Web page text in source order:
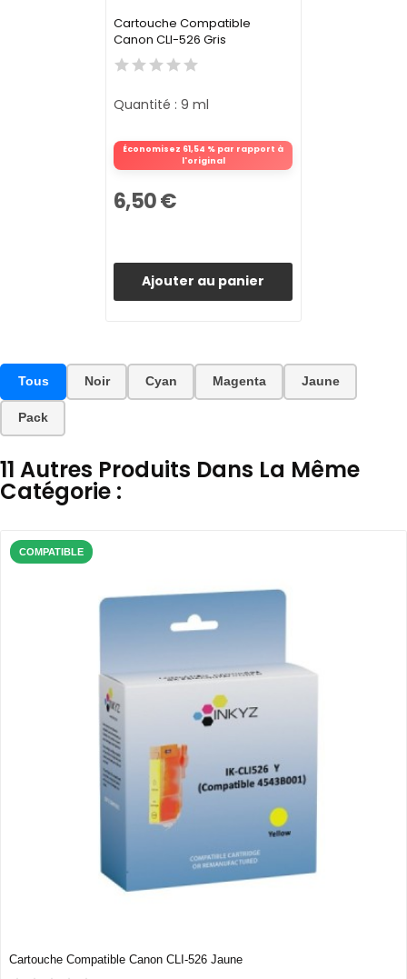
Cartouche Compatible
Canon CLI-526 Gris
Économisez 61,54 % par rapport à
l'original
Quantité : 9 ml
6,50 €
Ajouter au panier
Tous Noir Cyan Magenta Jaune
Pack
11 Autres Produits Dans La Même
Catégorie :
COMPATIBLE
Cartouche Compatible Canon CLI-526 Jaune